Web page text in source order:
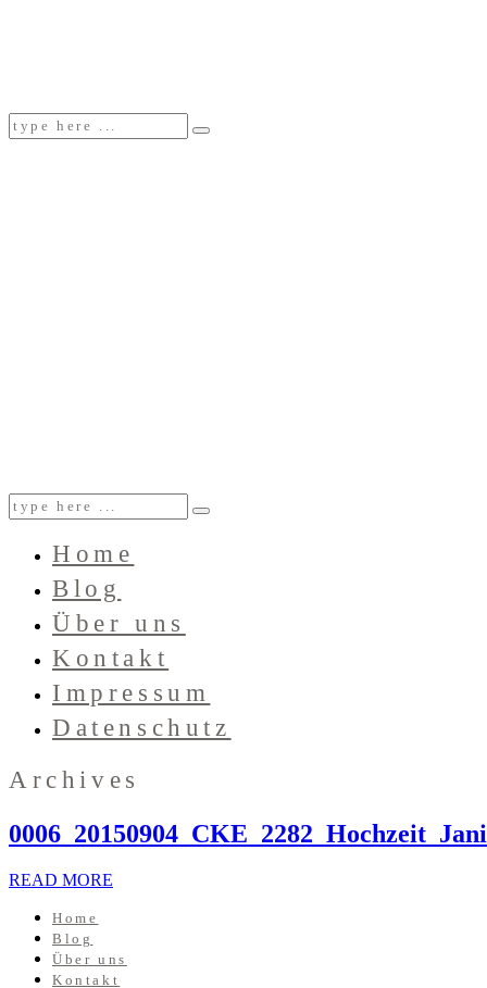
Home
Blog
Über uns
Kontakt
Impressum
Datenschutz
Archives
READ MORE
Home
Blog
Über uns
Kontakt